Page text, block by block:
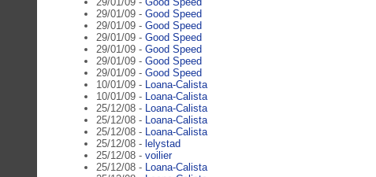
29/01/09 - Good Speed
29/01/09 - Good Speed
29/01/09 - Good Speed
29/01/09 - Good Speed
29/01/09 - Good Speed
29/01/09 - Good Speed
10/01/09 - Loana-Calista
10/01/09 - Loana-Calista
25/12/08 - Loana-Calista
25/12/08 - Loana-Calista
25/12/08 - Loana-Calista
25/12/08 - lelystad
25/12/08 - voilier
25/12/08 - Loana-Calista